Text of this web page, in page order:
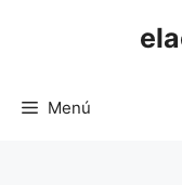
Menú